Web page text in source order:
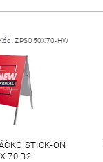
Kód:ZPSO50X70-HW
STICK-ON
70 B2